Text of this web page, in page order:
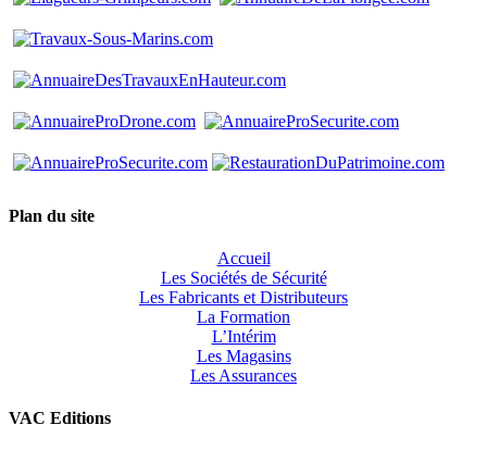
Plan du site
Accueil
Les Sociétés de Sécurité
Les Fabricants et Distributeurs
La Formation
L’Intérim
Les Magasins
Les Assurances
VAC Editions